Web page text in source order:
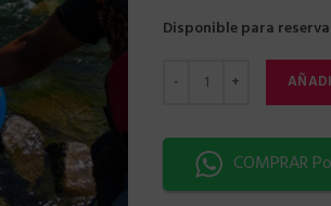
Disponible para reserva
COMPRAR